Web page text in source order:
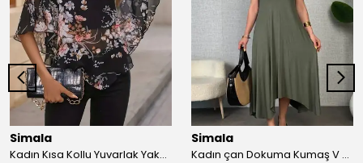
Simala
Kadın Kısa Kollu Yuvarlak Yaka çiçek Baskılı Asimetrik Kesim şifon Bluz
Simala
Kadın çan Dokuma Kumaş V Yaka Asimetrik Kesim Elbise